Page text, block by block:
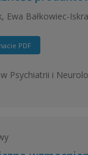
Ewa Bałkowiec-Iskra
PDF
Psychiatrii i